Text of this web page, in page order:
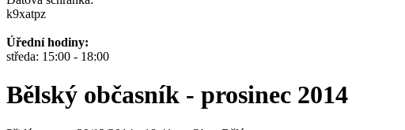
k9xatpz
Úřední hodiny:
středa: 15:00 - 18:00
Bělský občasník - prosinec 2014